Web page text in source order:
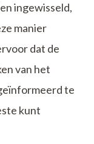
ingewisseld,
manier
dat de
van het
te
kunt